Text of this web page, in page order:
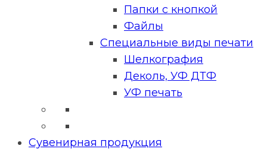
Папки с кнопкой
Файлы
Специальные виды печати
Шелкография
Деколь, УФ ДТФ
УФ печать
Сувенирная продукция